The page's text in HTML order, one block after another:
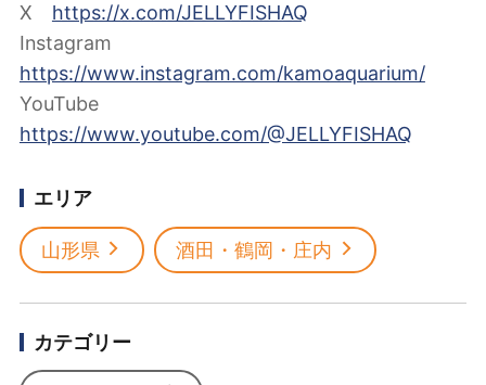
X https://x.com/JELLYFISHAQ
Instagram
https://www.instagram.com/kamoaquarium/
YouTube
https://www.youtube.com/@JELLYFISHAQ
エリア
山形県 酒田・鶴岡・庄内
カテゴリー